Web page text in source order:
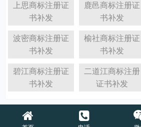
上思商标注册证
书补发
鹿邑商标注册证
书补发
波密商标注册证
书补发
榆社商标注册证
书补发
碧江商标注册证
书补发
二道江商标注册
证书补发